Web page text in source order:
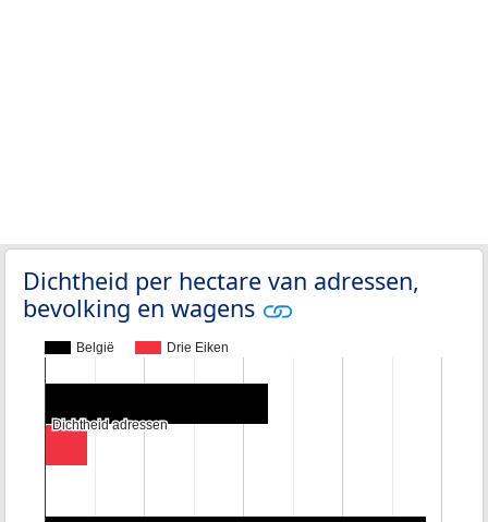
Dichtheid per hectare van adressen,
bevolking en wagens
België Drie Eiken
Dichtheid adressen
Dichtheid adressen